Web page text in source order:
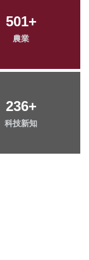
501+
農業
236+
科技新知